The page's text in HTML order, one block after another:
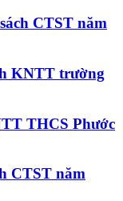
CTST năm
KNTT trường
THCS Phước
CTST năm